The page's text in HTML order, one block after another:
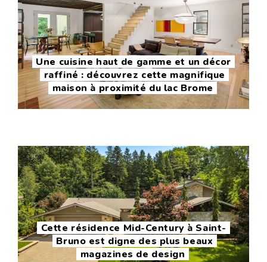
Une cuisine haut de gamme et un décor
raffiné : découvrez cette magnifique
maison à proximité du lac Brome
Cette résidence Mid-Century à Saint-
Bruno est digne des plus beaux
magazines de design